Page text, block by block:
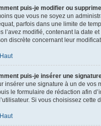
puis-je modifier ou
que vous ne soyez un
parfois dans une limite de
l’avez modifié, contenant la date
discrète concernant leur
Haut
puis-je insérer une
insérer une signature à un de vos
le formulaire de rédaction afin
Si vous choisissez cette
Haut